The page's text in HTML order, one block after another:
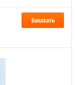
Заказать